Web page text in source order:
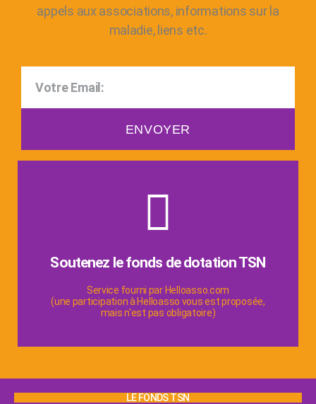
appels aux associations, informations sur la
maladie, liens etc.
ENVOYER
Soutenez le fonds de dotation TSN
Service fourni par Helloasso.com
(une participation à Helloasso vous est proposée,
mais n'est pas obligatoire)
aider la recherche contre le cancer du pancréas.
LE FONDS TSN